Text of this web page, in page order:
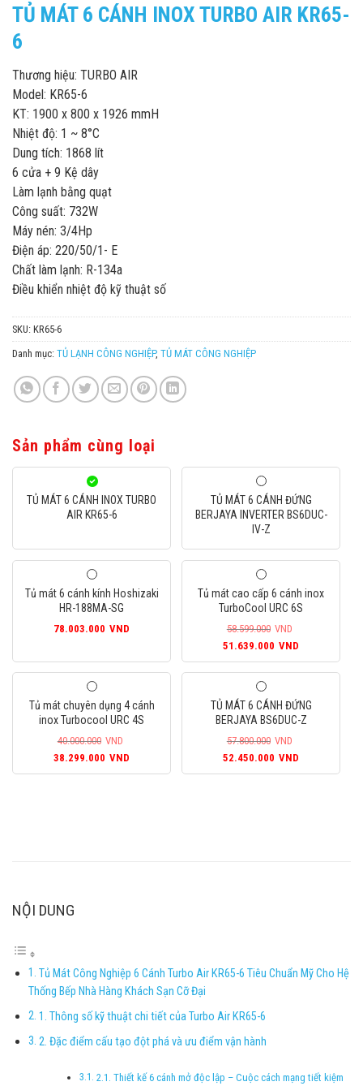
TỦ MÁT 6 CÁNH INOX TURBO AIR KR65-
6
Thương hiệu: TURBO AIR
Model: KR65-6
KT: 1900 x 800 x 1926 mmH
Nhiệt độ: 1 ~ 8°C
Dung tích: 1868 lít
6 cửa + 9 Kệ dây
Làm lạnh bằng quạt
Công suất: 732W
Máy nén: 3/4Hp
Điện áp: 220/50/1- E
Chất làm lạnh: R-134a
Điều khiển nhiệt độ kỹ thuật số
SKU: KR65-6
Danh mục: TỦ LẠNH CÔNG NGHIỆP, TỦ MÁT CÔNG NGHIỆP
Sản phẩm cùng loại
TỦ MÁT 6 CÁNH INOX TURBO
AIR KR65-6
TỦ MÁT 6 CÁNH ĐỨNG
BERJAYA INVERTER BS6DUC-
IV-Z
Tủ mát 6 cánh kính Hoshizaki
HR-188MA-SG
78.003.000 VND
Tủ mát cao cấp 6 cánh inox
TurboCool URC 6S
58.599.000 VND
Giá
gốc
58.599.000VND.
51.639.000 VND
hiện
Tủ mát chuyên dụng 4 cánh
inox Turbocool URC 4S
40.000.000 VND
Giá
gốc
38.299.000 VND
hiện
TỦ MÁT 6 CÁNH ĐỨNG
BERJAYA BS6DUC-Z
57.800.000 VND
Giá
gốc
52.450.000 VND
hiện
NỘI DUNG
Tủ Mát Công Nghiệp 6 Cánh Turbo Air KR65-6 Tiêu Chuẩn Mỹ Cho Hệ
Thống Bếp Nhà Hàng Khách Sạn Cỡ Đại
1. Thông số kỹ thuật chi tiết của Turbo Air KR65-6
2. Đặc điểm cấu tạo đột phá và ưu điểm vận hành
2.1. Thiết kế 6 cánh mở độc lập – Cuộc cách mạng tiết kiệm